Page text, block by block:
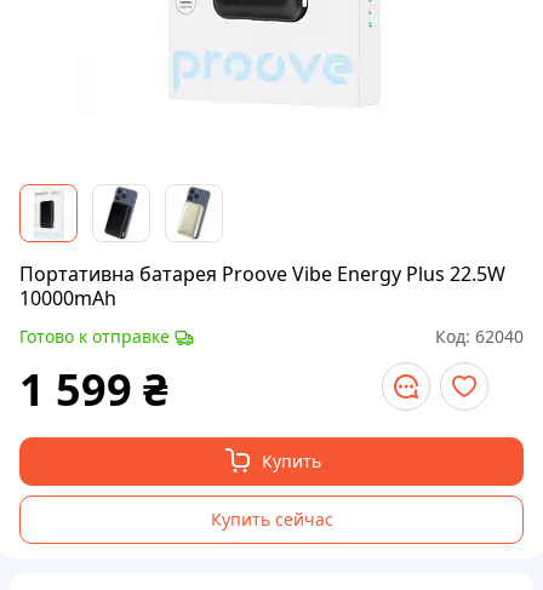
Портативна батарея Proove Vibe Energy Plus 22.5W
10000mAh
Готово к отправке Код: 62040
1 599 ₴
Купить
Купить сейчас